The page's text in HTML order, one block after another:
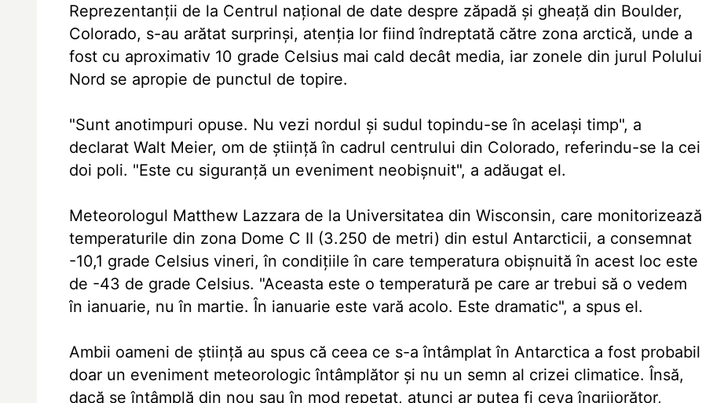
Reprezentanţii de la Centrul naţional de date despre zăpadă şi gheaţă din Boulder,
Colorado, s-au arătat surprinşi, atenţia lor fiind îndreptată către zona arctică, unde a
fost cu aproximativ 10 grade Celsius mai cald decât media, iar zonele din jurul Polului
Nord se apropie de punctul de topire.
"Sunt anotimpuri opuse. Nu vezi nordul şi sudul topindu-se în acelaşi timp", a
declarat Walt Meier, om de ştiinţă în cadrul centrului din Colorado, referindu-se la cei
doi poli. "Este cu siguranţă un eveniment neobişnuit", a adăugat el.
Meteorologul Matthew Lazzara de la Universitatea din Wisconsin, care monitorizează
temperaturile din zona Dome C II (3.250 de metri) din estul Antarcticii, a consemnat
-10,1 grade Celsius vineri, în condiţiile în care temperatura obişnuită în acest loc este
de -43 de grade Celsius. "Aceasta este o temperatură pe care ar trebui să o vedem
în ianuarie, nu în martie. În ianuarie este vară acolo. Este dramatic", a spus el.
Ambii oameni de ştiinţă au spus că ceea ce s-a întâmplat în Antarctica a fost probabil
doar un eveniment meteorologic întâmplător şi nu un semn al crizei climatice. Însă,
dacă se întâmplă din nou sau în mod repetat, atunci ar putea fi ceva îngrijorător,